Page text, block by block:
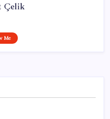
Çelik
Me